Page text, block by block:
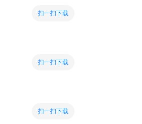
扫一扫下载
扫一扫下载
扫一扫下载